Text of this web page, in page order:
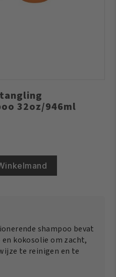
32oz/946ml
shampoo bevat
kokosolie om zacht,
te reinigen en te